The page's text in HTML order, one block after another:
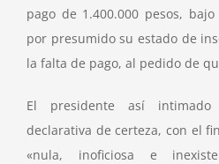
pago de 1.400.000 pesos,
por presumido su estado de
la falta de pago, al pedido de
El presidente así
declarativa de certeza, con el
«nula, inoficiosa e